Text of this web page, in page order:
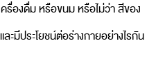
รื่องดื่ม หรือขนม หรือไม่ว่า สีของ
ะมีประโยชน์ต่อร่างกายอย่างไรกัน